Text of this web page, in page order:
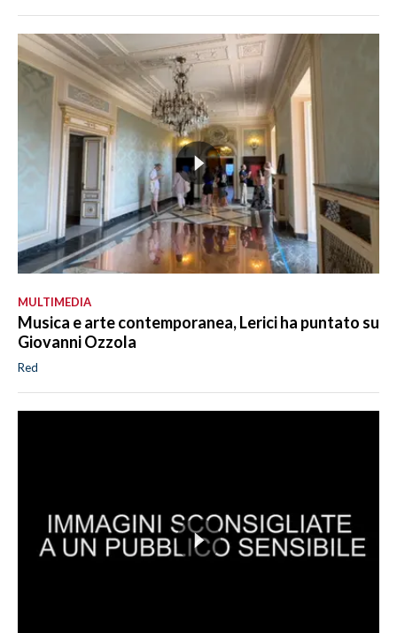
MULTIMEDIA
Musica e arte contemporanea, Lerici ha puntato su
Giovanni Ozzola
Red